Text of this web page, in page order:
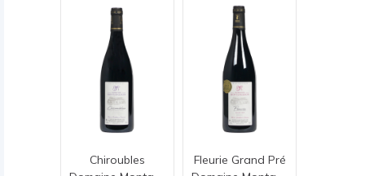
Chiroubles
Fleurie Grand Pré